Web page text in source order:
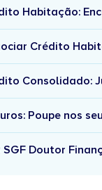
Habitação:
Crédito
Consolidado:
Poupe nos
SGF Doutor